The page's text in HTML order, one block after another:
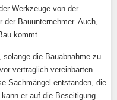
Werkzeuge von der
Bauunternehmer. Auch,
kommt.
solange die Bauabnahme zu
vertraglich vereinbarten
Sachmängel entstanden, die
er auf die Beseitigung